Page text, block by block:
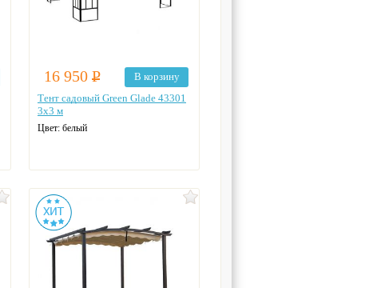
16 950 Р
В корзину
Тент садовый Green Glade 43301
3х3 м
Цвет: белый